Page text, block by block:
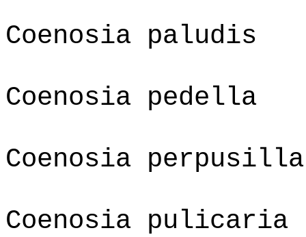
Coenosia paludis
Coenosia pedella
Coenosia perpusilla
Coenosia pulicaria